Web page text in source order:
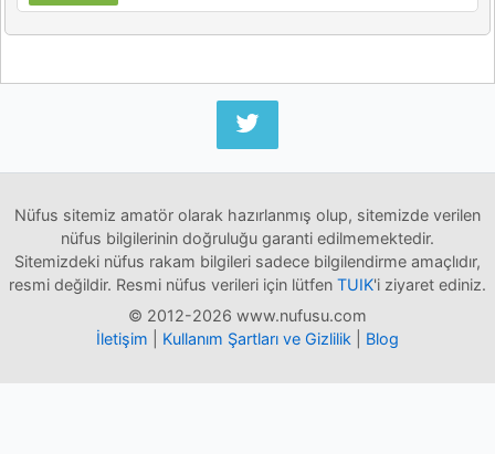
Nüfus sitemiz amatör olarak hazırlanmış olup, sitemizde verilen
nüfus bilgilerinin doğruluğu garanti edilmemektedir.
Sitemizdeki nüfus rakam bilgileri sadece bilgilendirme amaçlıdır,
resmi değildir. Resmi nüfus verileri için lütfen TUIK'i ziyaret ediniz.
© 2012-2026 www.nufusu.com
İletişim
Kullanım Şartları ve Gizlilik Blog